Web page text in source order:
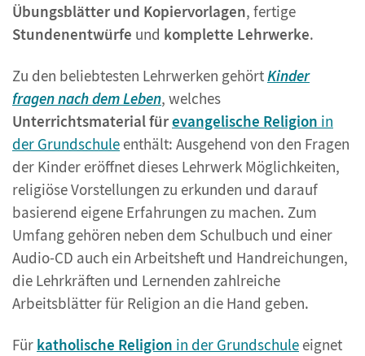
Übungsblätter und Kopiervorlagen, fertige
Stundenentwürfe und komplette Lehrwerke.
Zu den beliebtesten Lehrwerken gehörtKinder
fragen nach dem Leben, welches
Unterrichtsmaterial fürevangelische Religion in
der Grundschule enthält: Ausgehend von den Fragen
der Kinder eröffnet dieses Lehrwerk Möglichkeiten,
religiöse Vorstellungen zu erkunden und darauf
basierend eigene Erfahrungen zu machen. Zum
Umfang gehören neben dem Schulbuch und einer
Audio-CD auch ein Arbeitsheft und Handreichungen,
die Lehrkräften und Lernenden zahlreiche
Arbeitsblätter für Religion an die Hand geben.
Für katholische Religion in der Grundschule eignet